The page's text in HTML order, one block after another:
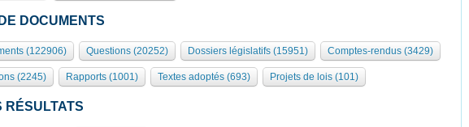
DOCUMENTS
(122906) Questions (20252) Dossiers législatifs (15951) Comptes-rendus (3429)
(2245) Rapports (1001) Textes adoptés (693) Projets de lois (101)
RÉSULTATS